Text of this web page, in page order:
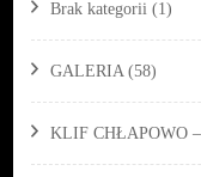
Brak kategorii (1)
GALERIA (58)
KLIF CHŁAPOWO